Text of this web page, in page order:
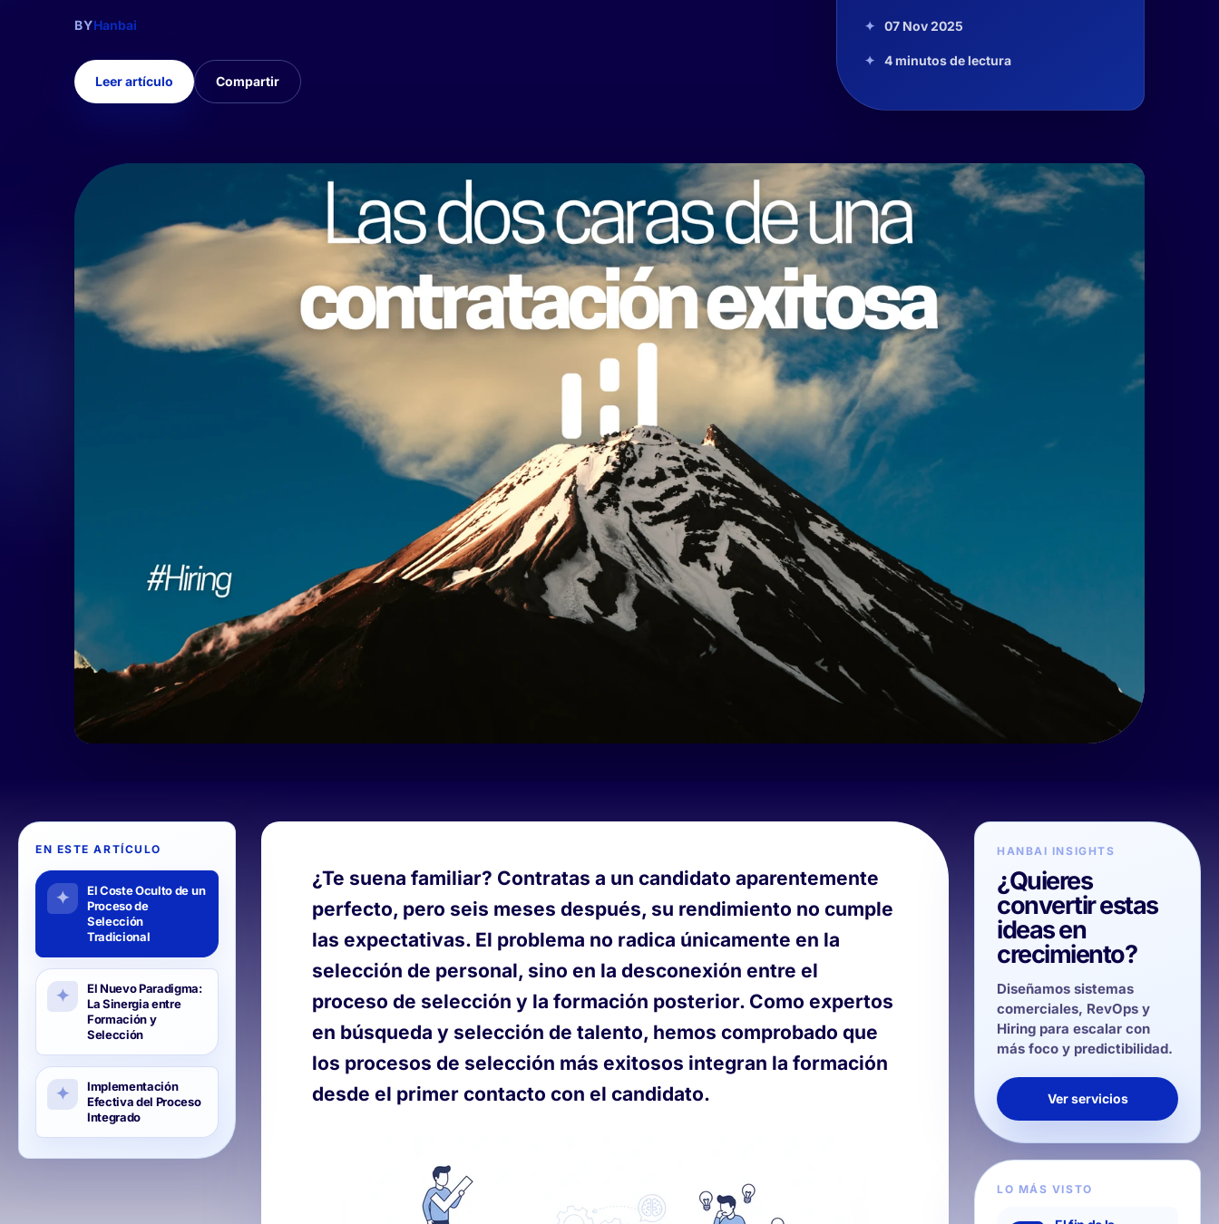
BYHanbai
Leer artículo Compartir
07 Nov 2025
4 minutos de lectura
EN ESTE ARTÍCULO
El Coste Oculto de un
Proceso de
Selección
Tradicional
El Nuevo Paradigma:
La Sinergia entre
Formación y
Selección
Implementación
Efectiva del Proceso
Integrado
¿Te suena familiar? Contratas a un candidato aparentemente
perfecto, pero seis meses después, su rendimiento no cumple
las expectativas. El problema no radica únicamente en la
selección de personal, sino en la desconexión entre el
proceso de selección y la formación posterior. Como expertos
en búsqueda y selección de talento, hemos comprobado que
los procesos de selección más exitosos integran la formación
desde el primer contacto con el candidato.
HANBAI INSIGHTS
¿Quieres
convertir estas
ideas en
crecimiento?
Diseñamos sistemas
comerciales, RevOps y
Hiring para escalar con
más foco y predictibilidad.
Ver servicios
LO MÁS VISTO